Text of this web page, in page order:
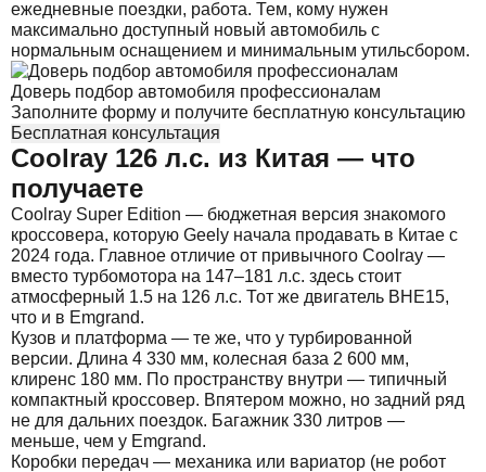
ежедневные поездки, работа. Тем, кому нужен
максимально доступный новый автомобиль с
нормальным оснащением и минимальным утильсбором.
Доверь подбор автомобиля профессионалам
Заполните форму и получите бесплатную консультацию
Бесплатная консультация
Coolray 126 л.с. из Китая — что
получаете
Coolray Super Edition — бюджетная версия знакомого
кроссовера, которую Geely начала продавать в Китае с
2024 года. Главное отличие от привычного Coolray —
вместо турбомотора на 147–181 л.с. здесь стоит
атмосферный 1.5 на 126 л.с. Тот же двигатель BHE15,
что и в Emgrand.
Кузов и платформа — те же, что у турбированной
версии. Длина 4 330 мм, колесная база 2 600 мм,
клиренс 180 мм. По пространству внутри — типичный
компактный кроссовер. Впятером можно, но задний ряд
не для дальних поездок. Багажник 330 литров —
меньше, чем у Emgrand.
Коробки передач — механика или вариатор (не робот